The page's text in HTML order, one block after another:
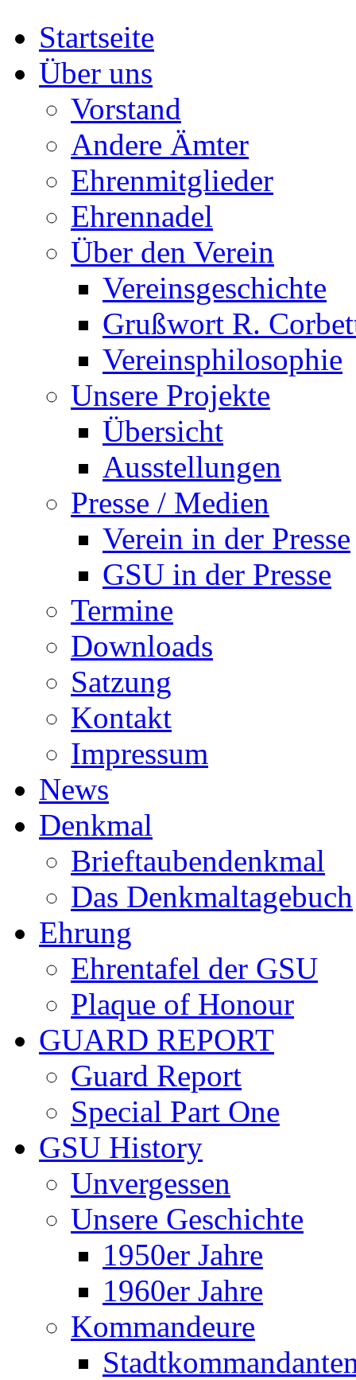
Startseite
Über uns
Vorstand
Andere Ämter
Ehrenmitglieder
Ehrennadel
Über den Verein
Vereinsgeschichte
Grußwort R.
Vereinsphilosophie
Unsere Projekte
Übersicht
Ausstellungen
Presse / Medien
Verein in der Presse
GSU in der Presse
Termine
Downloads
Satzung
Kontakt
Impressum
News
Denkmal
Brieftaubendenkmal
Das Denkmaltagebuch
Ehrung
Ehrentafel der GSU
Plaque of Honour
GUARD REPORT
Guard Report
Special Part One
GSU History
Unvergessen
Unsere Geschichte
1950er Jahre
1960er Jahre
Kommandeure